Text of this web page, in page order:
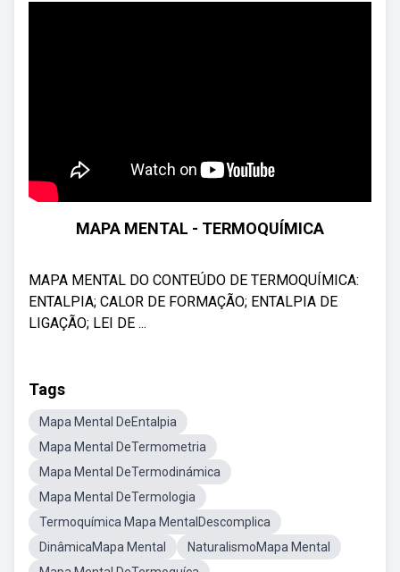
MAPA MENTAL - TERMOQUÍMICA
MAPA MENTAL DO CONTEÚDO DE TERMOQUÍMICA:
ENTALPIA; CALOR DE FORMAÇÃO; ENTALPIA DE
LIGAÇÃO; LEI DE ...
Tags
Mapa Mental DeEntalpia
Mapa Mental DeTermometria
Mapa Mental DeTermodinámica
Mapa Mental DeTermologia
Termoquímica Mapa MentalDescomplica
DinâmicaMapa Mental
NaturalismoMapa Mental